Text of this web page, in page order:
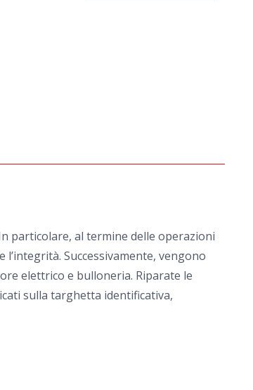
particolare, al termine delle operazioni
Successivamente, vengono
elettrico e bulloneria. Riparate le
sulla targhetta identificativa,